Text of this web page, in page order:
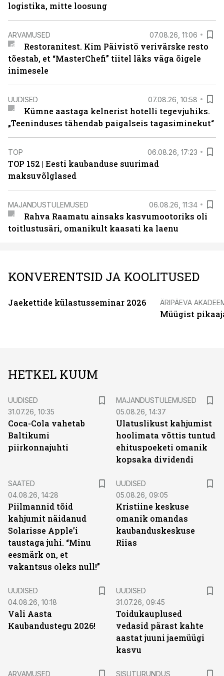
logistika, mitte loosung
ARVAMUSED 07.08.26, 11:06
Restoranitest. Kim Päivistö verivärske resto
tõestab, et “MasterChefi” tiitel läks väga õigele
inimesele
UUDISED 07.08.26, 10:58
Kümne aastaga kelnerist hotelli tegevjuhiks.
„Teeninduses tähendab paigalseis tagasiminekut“
TOP 06.08.26, 17:23
TOP 152 | Eesti kaubanduse suurimad
maksuvõlglased
MAJANDUSTULEMUSED 06.08.26, 11:34
Rahva Raamatu ainsaks kasvumootoriks oli
toitlustusäri, omanikult kaasati ka laenu
KONVERENTSID JA KOOLITUSED
Jaekettide külastusseminar 2026 ÄRIPÄEVA
Müügist
HETKEL KUUM
UUDISED
31.07.26, 10:35
Coca-Cola vahetab
Baltikumi
piirkonnajuhti
MAJANDUSTULEMUSED
05.08.26, 14:37
Ulatuslikust kahjumist
hoolimata võttis tuntud
ehituspoeketi omanik
kopsaka dividendi
SAATED
04.08.26, 14:28
Piilmannid tõid
kahjumit näidanud
Solarisse Apple’i
taustaga juhi. “Minu
eesmärk on, et
vakantsus oleks null!”
UUDISED
05.08.26, 09:05
Kristiine keskuse
omanik omandas
kaubanduskeskuse
Riias
UUDISED
04.08.26, 10:18
Vali Aasta
Kaubandustegu 2026!
UUDISED
31.07.26, 09:45
Toidukauplused
vedasid pärast kahte
aastat juuni jaemüügi
kasvu
ARVAMUSED SISUTURUNDUS